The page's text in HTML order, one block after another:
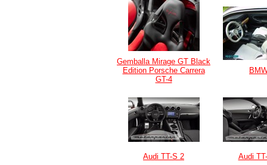
Gemballa Mirage GT Black
Edition Porsche Carrera
GT-4
Audi TT-S 2 Audi